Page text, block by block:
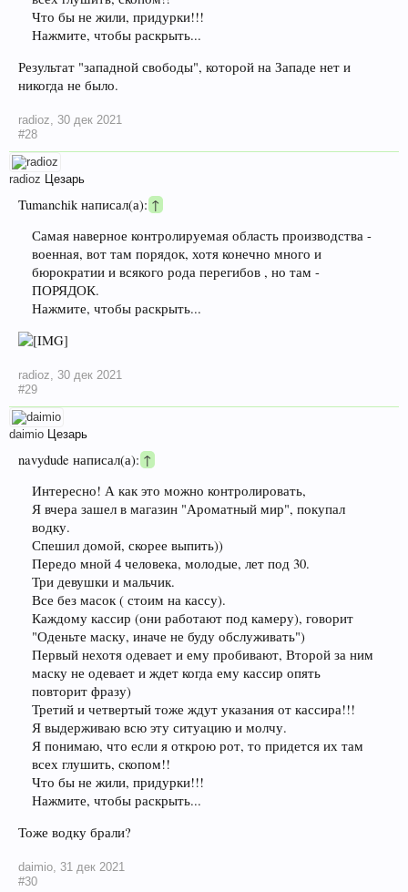
Что бы не жили, придурки!!!
Нажмите, чтобы раскрыть...
Результат "западной свободы", которой на Западе нет и
никогда не было.
radioz
30 дек 2021
#28
radioz Цезарь
Tumanchik написал(а):↑
Самая наверное контролируемая область производства -
военная, вот там порядок, хотя конечно много и
бюрократии и всякого рода перегибов , но там -
ПОРЯДОК.
Нажмите, чтобы раскрыть...
radioz
30 дек 2021
#29
daimio Цезарь
navydude написал(а):↑
Интересно! А как это можно контролировать,
Я вчера зашел в магазин "Ароматный мир", покупал
водку.
Спешил домой, скорее выпить))
Передо мной 4 человека, молодые, лет под 30.
Три девушки и мальчик.
Все без масок ( стоим на кассу).
Каждому кассир (они работают под камеру), говорит
"Оденьте маску, иначе не буду обслуживать")
Первый нехотя одевает и ему пробивают, Второй за ним
маску не одевает и ждет когда ему кассир опять
повторит фразу)
Третий и четвертый тоже ждут указания от кассира!!!
Я выдерживаю всю эту ситуацию и молчу.
Я понимаю, что если я открою рот, то придется их там
всех глушить, скопом!!
Что бы не жили, придурки!!!
Нажмите, чтобы раскрыть...
Тоже водку брали?
daimio, 31 дек 2021
#30